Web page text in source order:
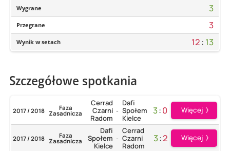
Wygrane 3
Przegrane 3
Wynik w setach 12: 13
Szczegółowe spotkania
2017 / 2018 Faza
Zasadnicza
Cerrad
Czarni
Radom
-
Dafi
Społem
Kielce
3:0 Więcej
2017 / 2018 Faza
Zasadnicza
Dafi
Społem
Kielce
-
Cerrad
Czarni
Radom
3:2 Więcej